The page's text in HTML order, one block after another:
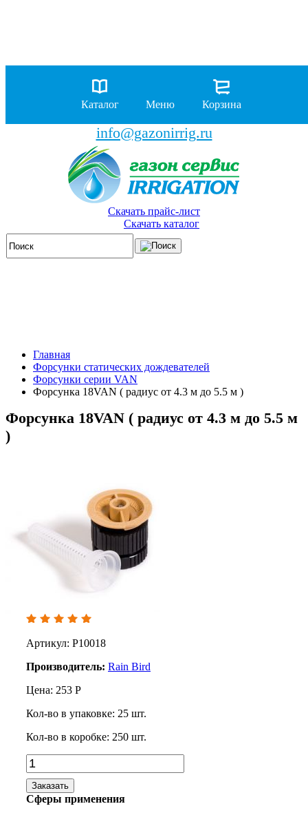
8 (929)
8 (929)
962-01-18
info@gazonirrig.ru
Скачать прайс-лист
Скачать каталог
Главная
Форсунки статических дождевателей
Форсунки серии VAN
Форсунка 18VAN ( радиус от 4.3 м до 5.5 м )
Форсунка 18VAN ( радиус от 4.3 м до 5.5 м
)
Артикул: P10018
Производитель: Rain Bird
Цена: 253 Р
Кол-во в упаковке: 25 шт.
Кол-во в коробке: 250 шт.
Заказать
Сферы применения
Каталог Меню Корзина